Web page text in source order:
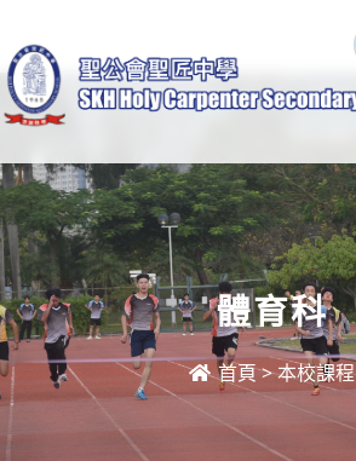
體育科
首頁>本校課程